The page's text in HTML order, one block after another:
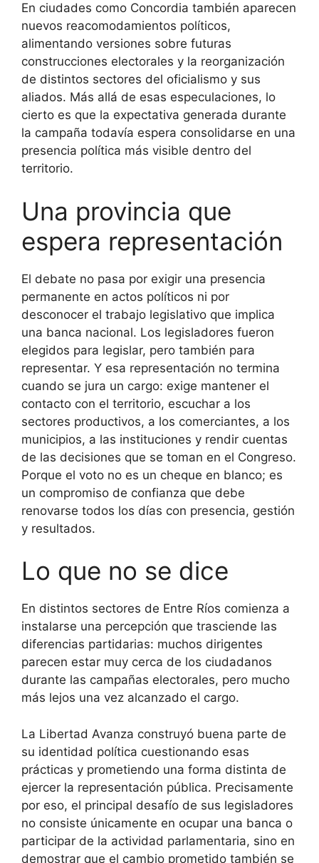
En ciudades como Concordia también aparecen
nuevos reacomodamientos políticos,
alimentando versiones sobre futuras
construcciones electorales y la reorganización
de distintos sectores del oficialismo y sus
aliados. Más allá de esas especulaciones, lo
cierto es que la expectativa generada durante
la campaña todavía espera consolidarse en una
presencia política más visible dentro del
territorio.
Una provincia que
espera representación
El debate no pasa por exigir una presencia
permanente en actos políticos ni por
desconocer el trabajo legislativo que implica
una banca nacional. Los legisladores fueron
elegidos para legislar, pero también para
representar. Y esa representación no termina
cuando se jura un cargo: exige mantener el
contacto con el territorio, escuchar a los
sectores productivos, a los comerciantes, a los
municipios, a las instituciones y rendir cuentas
de las decisiones que se toman en el Congreso.
Porque el voto no es un cheque en blanco; es
un compromiso de confianza que debe
renovarse todos los días con presencia, gestión
y resultados.
Lo que no se dice
En distintos sectores de Entre Ríos comienza a
instalarse una percepción que trasciende las
diferencias partidarias: muchos dirigentes
parecen estar muy cerca de los ciudadanos
durante las campañas electorales, pero mucho
más lejos una vez alcanzado el cargo.
La Libertad Avanza construyó buena parte de
su identidad política cuestionando esas
prácticas y prometiendo una forma distinta de
ejercer la representación pública. Precisamente
por eso, el principal desafío de sus legisladores
no consiste únicamente en ocupar una banca o
participar de la actividad parlamentaria, sino en
demostrar que el cambio prometido también se